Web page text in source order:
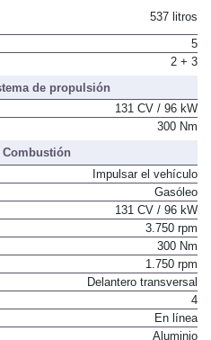
537 litros
5
2 + 3
de propulsión
131 CV / 96 kW
300 Nm
Combustión
Impulsar el vehículo
Gasóleo
131 CV / 96 kW
3.750 rpm
300 Nm
1.750 rpm
Delantero transversal
4
En línea
Aluminio